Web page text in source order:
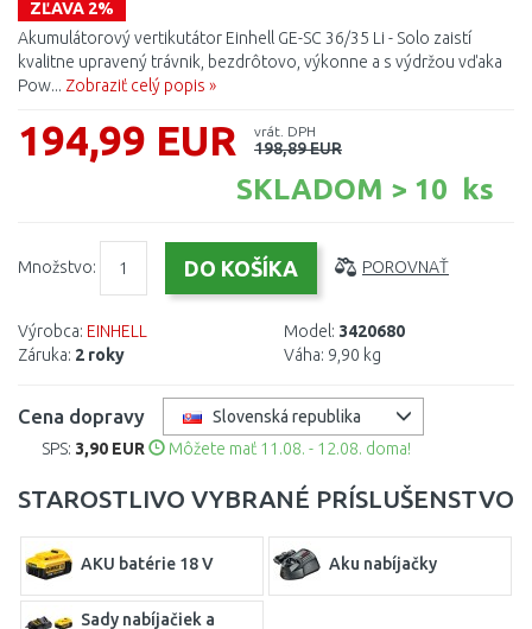
ZĽAVA 2%
Akumulátorový vertikutátor Einhell GE-SC 36/35 Li - Solo zaistí
kvalitne upravený trávnik, bezdrôtovo, výkonne a s výdržou vďaka
Pow... Zobraziť celý popis »
194,99 EUR vrát. DPH
198,89 EUR
SKLADOM > 10 ks
Množstvo: POROVNAŤ
Výrobca: EINHELL
Záruka: 2 roky
Model: 3420680
Váha: 9,90 kg
Cena dopravy
Slovenská republika
SPS: 3,90 EUR Môžete mať 11.08. - 12.08. doma!
STAROSTLIVO VYBRANÉ PRÍSLUŠENSTVO
AKU batérie 18 V Aku nabíjačky
Sady nabíjačiek a